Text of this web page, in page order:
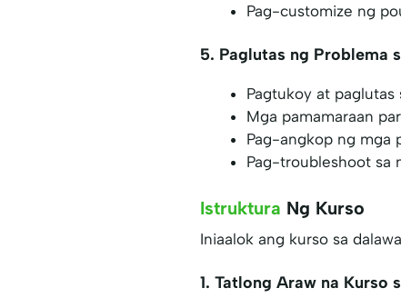
Pag-customize ng
5. Paglutas ng Problema
Pagtukoy at
Mga pamamaraan
Pag-angkop ng mga
Pag-troubleshoot sa
Istruktura Ng Kurso
Iniaalok ang kurso sa
1. Tatlong Araw na Kurso